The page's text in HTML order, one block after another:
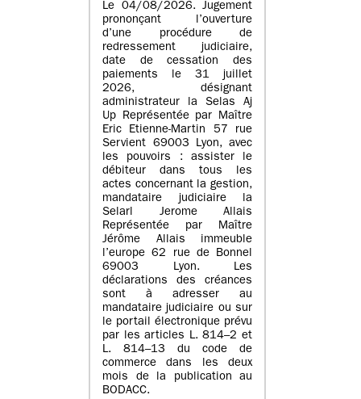
Le 04/08/2026. Jugement
prononçant l’ouverture
d’une procédure de
redressement judiciaire,
date de cessation des
paiements le 31 juillet
2026, désignant
administrateur la Selas Aj
Up Représentée par Maître
Eric Etienne-Martin 57 rue
Servient 69003 Lyon, avec
les pouvoirs : assister le
débiteur dans tous les
actes concernant la gestion,
mandataire judiciaire la
Selarl Jerome Allais
Représentée par Maître
Jérôme Allais immeuble
l’europe 62 rue de Bonnel
69003 Lyon. Les
déclarations des créances
sont à adresser au
mandataire judiciaire ou sur
le portail électronique prévu
par les articles L. 814–2 et
L. 814–13 du code de
commerce dans les deux
mois de la publication au
BODACC.